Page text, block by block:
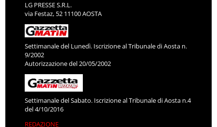
LG PRESSE S.R.L.
via Festaz, 52 11100 AOSTA
Settimanale del Lunedì. Iscrizione al Tribunale di Aosta n.
9/2002
Autorizzazione del 20/05/2002
Settimanale del Sabato. Iscrizione al Tribunale di Aosta n.4
del 4/10/2016
REDAZIONE